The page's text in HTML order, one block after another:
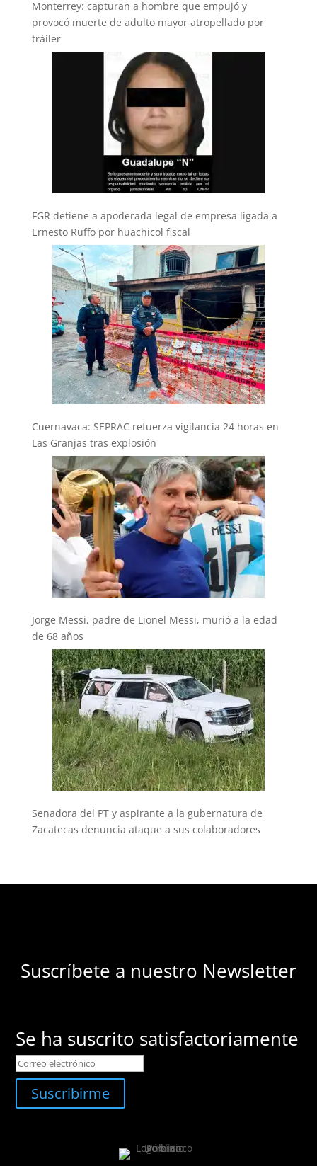
Monterrey: capturan a hombre que empujó y
provocó muerte de adulto mayor atropellado por
tráiler
FGR detiene a apoderada legal de empresa ligada a
Ernesto Ruffo por huachicol fiscal
Cuernavaca: SEPRAC refuerza vigilancia 24 horas en
Las Granjas tras explosión
Jorge Messi, padre de Lionel Messi, murió a la edad
de 68 años
Senadora del PT y aspirante a la gubernatura de
Zacatecas denuncia ataque a sus colaboradores
Suscríbete a nuestro Newsletter
Se ha suscrito satisfactoriamente
Suscribirme